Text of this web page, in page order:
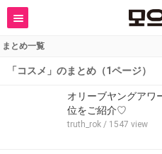
まとめ一覧
「コスメ」のまとめ（1ページ）
オリーブヤングアワ
位をご紹介♡
truth_rok / 1547 view